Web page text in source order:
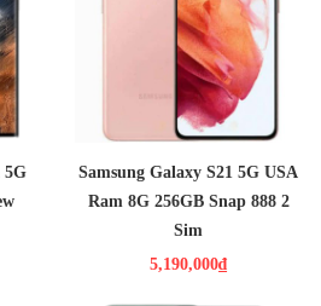
góc được bo cong cực kỳ mềm mại
một trải nghiệm cầm nắm cực kỳ
5G
Dynamic AMOLED 2X
HĐH: Android 12
CPU : Snap 888 nhân
RAM: 8GB / Bộ nhớ trong: 128GB
CAMERA : Chính 12 MP & Phụ 64
PIN : 4000MAH
Samsung Galaxy S21 5G USA
Ram 8G 256GB Snap 888 2
Sim
5,190,000₫